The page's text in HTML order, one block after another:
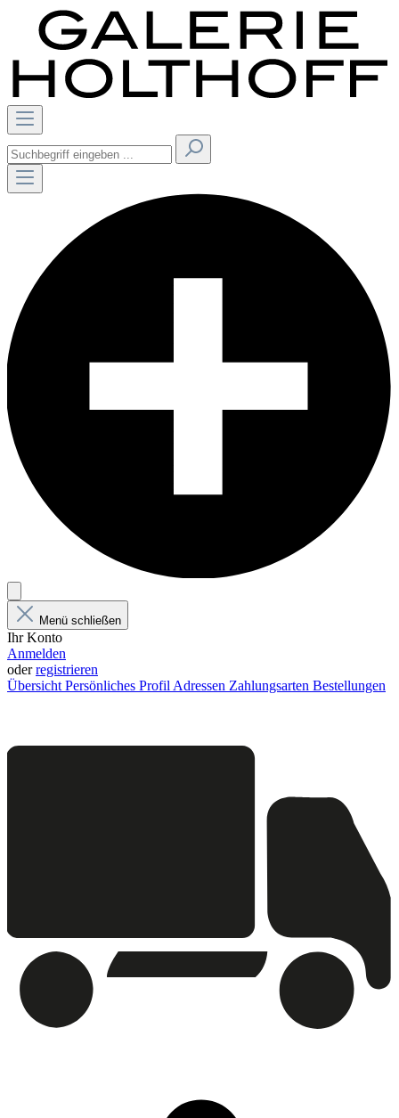
Menü schließen
Ihr Konto
Anmelden
oderregistrieren
Übersicht Persönliches Profil Adressen Zahlungsarten Bestellungen